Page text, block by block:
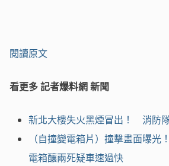
閱讀原文
看更多 記者爆料網 新聞
新北大樓失火黑煙冒出！ 消防
（自撞變電箱片）撞擊畫面曝
電箱釀兩死疑車速過快